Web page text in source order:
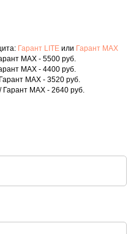
Гарант LITE или Гарант MAX
MAX - 5500 руб.
MAX - 4400 руб.
MAX - 3520 руб.
Гарант MAX - 2640 руб.
форму